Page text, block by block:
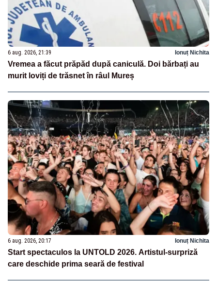
6 aug. 2026, 21:39 Ionuț Nichita
Vremea a făcut prăpăd după caniculă. Doi bărbați au
murit loviți de trăsnet în râul Mureș
6 aug. 2026, 20:17 Ionuț Nichita
Start spectaculos la UNTOLD 2026. Artistul-surpriză
care deschide prima seară de festival